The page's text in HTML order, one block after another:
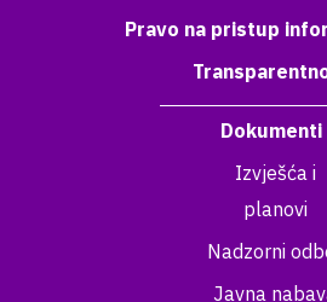
Pravo na pristup
Dokumenti
Izvješća i
planovi
Nadzorni
Javna